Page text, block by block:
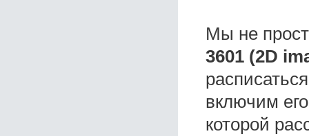
Мы не
3601 (2D
включим
которой